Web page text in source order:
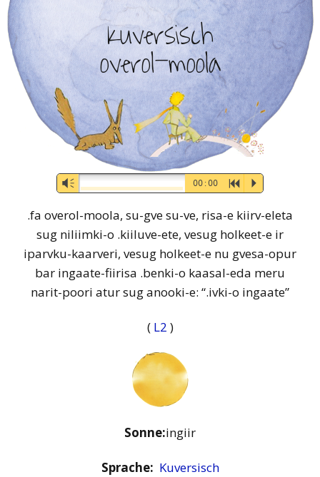
Kuversisch
overol-moola
Audio-
Vm 00:00 R P
.fa overol-moola, su-gve su-ve, risa-e kiirv-eleta
sug niliimki-o .kiiluve-ete, vesug holkeet-e ir
iparvku-kaarveri, vesug holkeet-e nu gvesa-opur
bar ingaate-fiirisa .benki-o kaasal-eda meru
narit-poori atur sug anooki-e: “.ivki-o ingaate”
( L2 )
Sonne:ingiir
Sprache: Kuversisch